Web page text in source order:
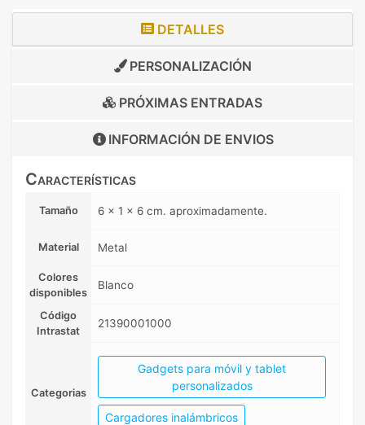
DETALLES
PERSONALIZACIÓN
PRÓXIMAS ENTRADAS
INFORMACIÓN DE ENVIOS
Características
Tamaño 6 x 1 x 6 cm. aproximadamente.
Material Metal
Colores
disponibles
Blanco
Código
Intrastat
21390001000
Categorias
Gadgets para móvil y tablet
personalizados
Cargadores inalámbricos